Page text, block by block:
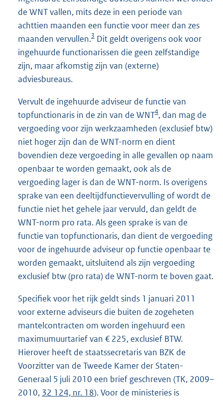
de WNT vallen, mits deze in een periode van
achttien maanden een functie voor meer dan zes
maanden vervullen.3 Dit geldt overigens ook voor
ingehuurde functionarissen die geen zelfstandige
zijn, maar afkomstig zijn van (externe)
adviesbureaus.
Vervult de ingehuurde adviseur de functie van
topfunctionaris in de zin van de WNT4, dan mag de
vergoeding voor zijn werkzaamheden (exclusief btw)
niet hoger zijn dan de WNT-norm en dient
bovendien deze vergoeding in alle gevallen op naam
openbaar te worden gemaakt, ook als de
vergoeding lager is dan de WNT-norm. Is overigens
sprake van een deeltijdfunctievervulling of wordt de
functie niet het gehele jaar vervuld, dan geldt de
WNT-norm pro rata. Als geen sprake is van de
functie van topfunctionaris, dan dient de vergoeding
voor de ingehuurde adviseur op functie openbaar te
worden gemaakt, uitsluitend als zijn vergoeding
exclusief btw (pro rata) de WNT-norm te boven gaat.
Specifiek voor het rijk geldt sinds 1 januari 2011
voor externe adviseurs die buiten de zogeheten
mantelcontracten om worden ingehuurd een
maximumuurtarief van € 225, exclusief BTW.
Hierover heeft de staatssecretaris van BZK de
Voorzitter van de Tweede Kamer der Staten-
Generaal 5 juli 2010 een brief geschreven (TK, 2009–
2010, 32 124, nr. 18). Voor de ministeries is